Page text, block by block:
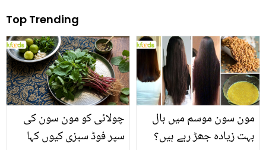
Top Trending
چولائی کو مون سون کی
سپر فوڈ سبزی کیوں کہا
مون سون موسم میں بال
بہت زیادہ جھڑ رہے ہیں؟